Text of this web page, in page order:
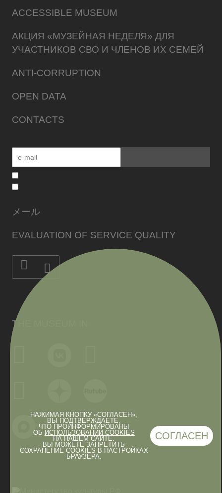
НАЖИМАЯ КНОПКУ «СОГЛАСЕН»,
ВЫ ПОДТВЕРЖДАЕТЕ,
ЧТО ПРОИНФОРМИРОВАНЫ
ОБ ИСПОЛЬЗОВАНИИ COOKIES
НА НАШЕМ САЙТЕ.
ВЫ МОЖЕТЕ ЗАПРЕТИТЬ
СОХРАНЕНИЕ COOKIES В НАСТРОЙКАХ
БРАУЗЕРА.
СОГЛАСЕН
ACCESSIBLE MUSEUM
АКЦИЯ «МУЗЕЙНАЯ НЕДЕЛЯ» ДЛЯ
УЧАСТНИКОВ СВО И ЧЛЕНОВ ИХ СЕМЕЙ
ANTI-CORRUPTION
OPEN DATA
CONTACTS
THE MUSEUM IN
メール
EVALUATION OF SERVICE QUALITY